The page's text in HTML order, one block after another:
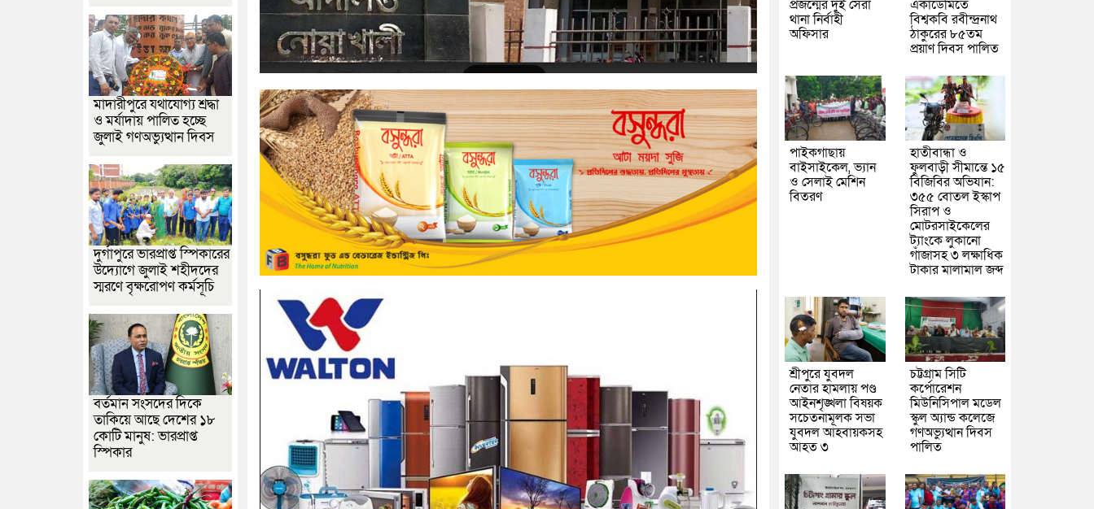
মাদারীপুরে যথাযোগ্য শ্রদ্ধা
ও মর্যাদায় পালিত হচ্ছে
জুলাই গণঅভ্যুত্থান দিবস
দুর্গাপুরে ভারপ্রাপ্ত স্পিকারের
উদ্যোগে জুলাই শহীদদের
স্মরণে বৃক্ষরোপণ কর্মসূচি
বর্তমান সংসদের দিকে
তাকিয়ে আছে দেশের ১৮
কোটি মানুষ: ভারপ্রাপ্ত
স্পিকার
প্রজন্মের দুই সেরা
থানা নির্বাহী
অফিসার
একাডেমিতে
বিশ্বকবি রবীন্দ্রনাথ
ঠাকুরের ৮৫তম
প্রয়াণ দিবস পালিত
পাইকগাছায়
বাইসাইকেল, ভ্যান
ও সেলাই মেশিন
বিতরণ
হাতীবান্ধা ও
ফুলবাড়ী সীমান্তে ১৫
বিজিবির অভিযান:
৩৫৫ বোতল ইস্কাপ
সিরাপ ও
মোটরসাইকেলের
ট্যাংকে লুকানো
গাঁজাসহ ৩ লক্ষাধিক
টাকার মালামাল জব্দ
শ্রীপুরে যুবদল
নেতার হামলায় পণ্ড
আইনশৃঙ্খলা বিষয়ক
সচেতনামূলক সভা
যুবদল আহবায়কসহ
আহত ৩
চট্টগ্রাম সিটি
কর্পোরেশন
মিউনিসিপাল মডেল
স্কুল অ্যান্ড কলেজে
গণঅভ্যুত্থান দিবস
পালিত